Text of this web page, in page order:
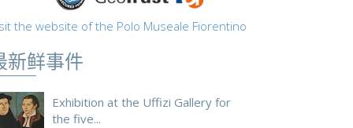
the website of the Polo Museale Fiorentino
新鲜事件
Exhibition at the Uffizi Gallery for
the five...